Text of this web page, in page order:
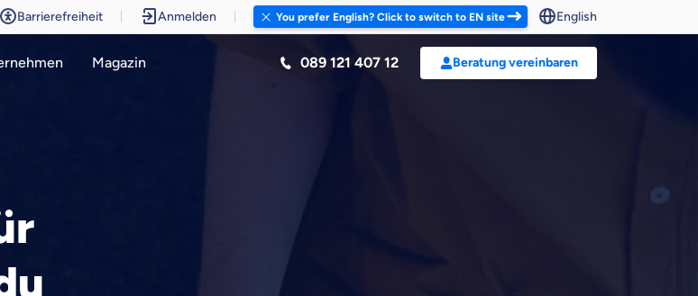
Barrierefreiheit Anmelden You prefer English? Click to switch to EN site English
Magazin 089 121 407 12 Beratung vereinbaren